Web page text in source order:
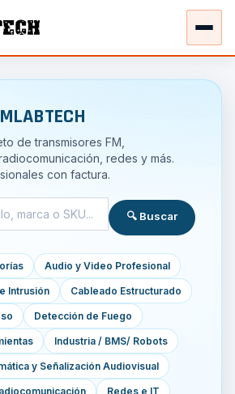
de transmisores FM,
redes y más.
con factura.
🔍 Buscar
Audio y Video Profesional
Intrusión Cableado Estructurado
Detección de Fuego
Industria / BMS/ Robots
y Señalización Audiovisual
Redes e IT